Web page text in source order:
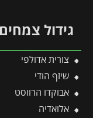
גידול צמחים
צורית אדולפי
שיזף הודי
אבוקדו הרווסט
אלואדיה